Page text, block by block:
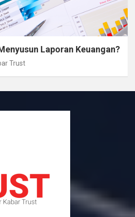
Laporan Keuangan?
Trust